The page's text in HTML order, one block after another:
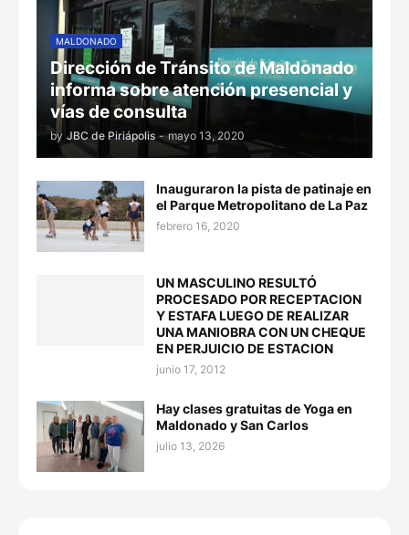
MALDONADO
Dirección de Tránsito de Maldonado
informa sobre atención presencial y
vías de consulta
by JBC de Piriápolis - mayo 13, 2020
Inauguraron la pista de patinaje en
el Parque Metropolitano de La Paz
febrero 16, 2020
UN MASCULINO RESULTÓ
PROCESADO POR RECEPTACION
Y ESTAFA LUEGO DE REALIZAR
UNA MANIOBRA CON UN CHEQUE
EN PERJUICIO DE ESTACION
junio 17, 2012
Hay clases gratuitas de Yoga en
Maldonado y San Carlos
julio 13, 2026